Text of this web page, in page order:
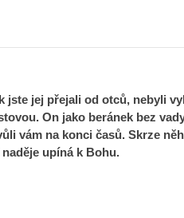
jste jej přejali od otců, nebyli
On jako beránek bez
vám na konci časů. Skrze
upíná k Bohu.